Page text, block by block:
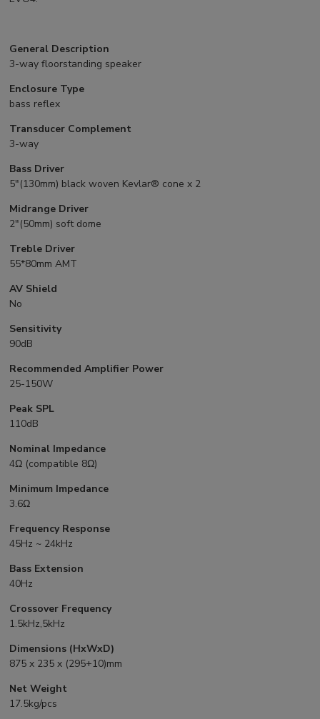
General Description
3-way floorstanding speaker
Enclosure Type
bass reflex
Transducer Complement
3-way
Bass Driver
5″(130mm) black woven Kevlar® cone x 2
Midrange Driver
2″(50mm) soft dome
Treble Driver
55*80mm AMT
AV Shield
No
Sensitivity
90dB
Recommended Amplifier Power
25-150W
Peak SPL
110dB
Nominal Impedance
4Ω (compatible 8Ω)
Minimum Impedance
3.6Ω
Frequency Response
45Hz ~ 24kHz
Bass Extension
40Hz
Crossover Frequency
1.5kHz,5kHz
Dimensions (HxWxD)
875 x 235 x (295+10)mm
Net Weight
17.5kg/pcs